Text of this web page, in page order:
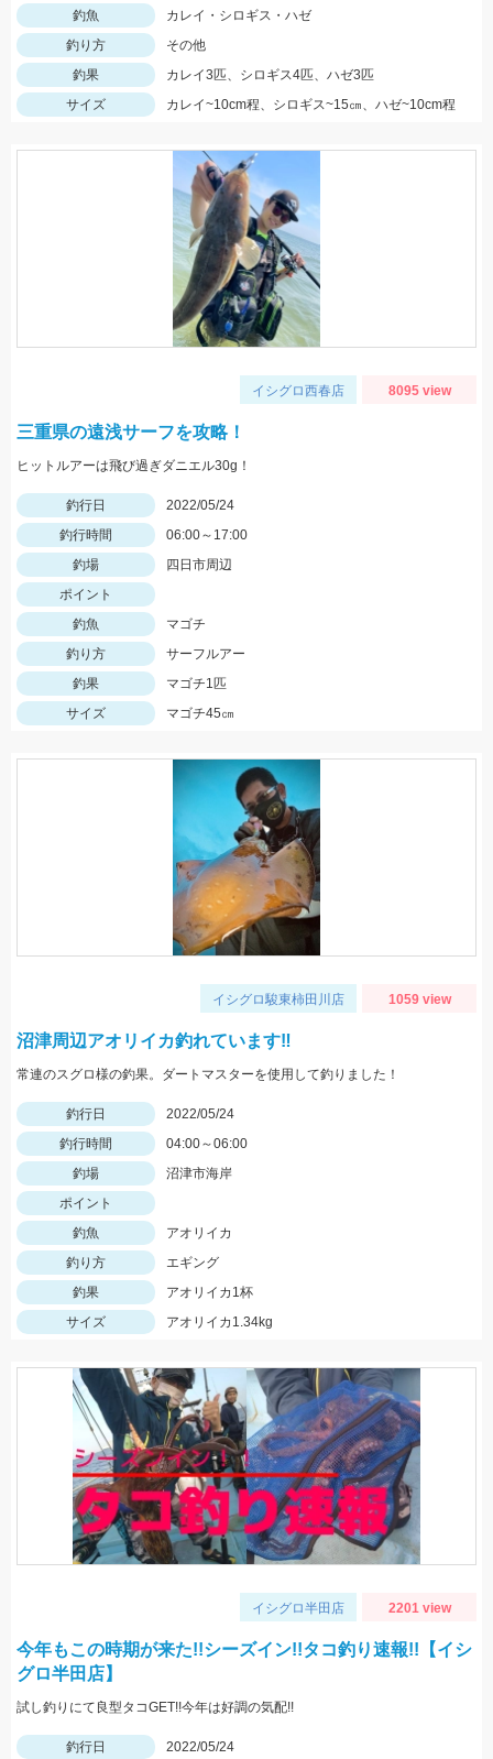
釣魚
カレイ・シロギス・ハゼ
釣り方
その他
釣果
カレイ3匹、シロギス4匹、ハゼ3匹
サイズ
カレイ~10cm程、シロギス~15㎝、ハゼ~10cm程
イシグロ西春店 8095 view
三重県の遠浅サーフを攻略！
ヒットルアーは飛び過ぎダニエル30g！
釣行日
2022/05/24
釣行時間
06:00～17:00
釣場
四日市周辺
ポイント
釣魚
マゴチ
釣り方
サーフルアー
釣果
マゴチ1匹
サイズ
マゴチ45㎝
イシグロ駿東柿田川店 1059 view
沼津周辺アオリイカ釣れています‼
常連のスグロ様の釣果。ダートマスターを使用して釣りました！
釣行日
2022/05/24
釣行時間
04:00～06:00
釣場
沼津市海岸
ポイント
釣魚
アオリイカ
釣り方
エギング
釣果
アオリイカ1杯
サイズ
アオリイカ1.34kg
イシグロ半田店 2201 view
今年もこの時期が来た!!シーズイン!!タコ釣り速報!!【イシ
グロ半田店】
試し釣りにて良型タコGET!!今年は好調の気配!!
釣行日 2022/05/24